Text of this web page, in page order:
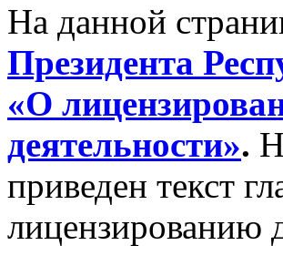
На данной
Президента
«О
деятельности».
приведен текст
лицензированию